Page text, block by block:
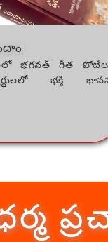
భగవత్ గీత
భక్తి